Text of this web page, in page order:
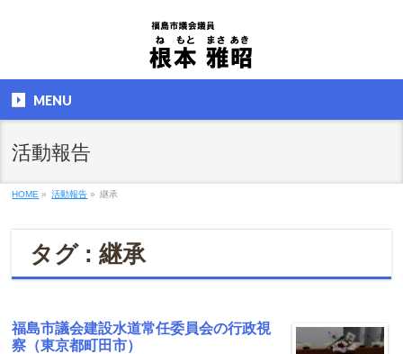
MENU
活動報告
HOME » 活動報告 » 継承
タグ : 継承
福島市議会建設水道常任委員会の行政視
察（東京都町田市）